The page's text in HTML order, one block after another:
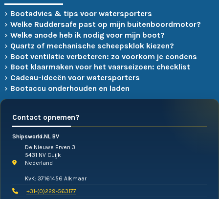
Bootadvies & tips voor watersporters
Welke Ruddersafe past op mijn buitenboordmotor?
Welke anode heb ik nodig voor mijn boot?
Quartz of mechanische scheepsklok kiezen?
Boot ventilatie verbeteren: zo voorkom je condens
Boot klaarmaken voor het vaarseizoen: checklist
Cadeau-ideeën voor watersporters
Bootaccu onderhouden en laden
Contact opnemen?
Shipsworld.NL BV
De Nieuwe Erven 3
5431 NV Cuijk
Nederland
KvK: 37161456 Alkmaar
+31-(0)229-563177